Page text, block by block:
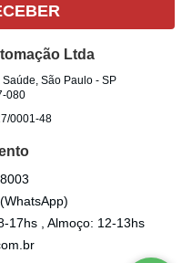
Ltda
Saúde, São Paulo -SP
080
0001-48
(WhatsApp)
17hs , Almoço: 12-13hs